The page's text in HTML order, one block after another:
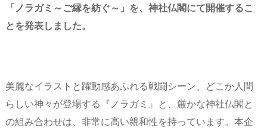
「ノラガミ～ご縁を紡ぐ～」を、神社仏閣にて開催するこ
とを発表しました。
美麗なイラストと躍動感あふれる戦闘シーン、どこか人間
らしい神々が登場する『ノラガミ』と、厳かな神社仏閣と
の組み合わせは、非常に高い親和性を持っています。本企